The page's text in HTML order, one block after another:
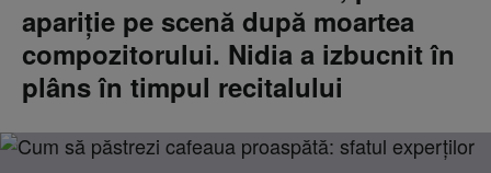
apariție pe scenă după moartea
compozitorului. Nidia a izbucnit în
plâns în timpul recitalului